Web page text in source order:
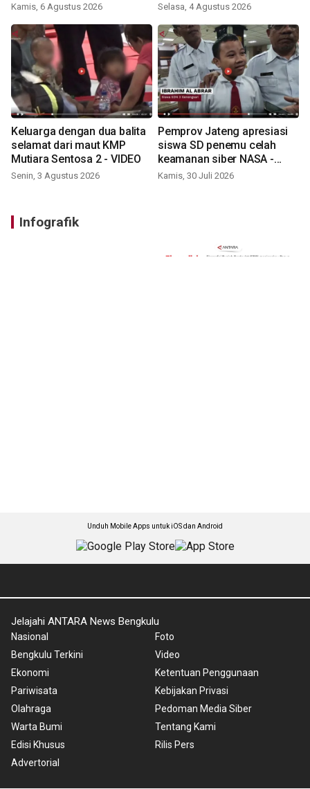
Kamis, 6 Agustus 2026 Selasa, 4 Agustus 2026
Keluarga dengan dua balita
selamat dari maut KMP
Mutiara Sentosa 2 - VIDEO
Senin, 3 Agustus 2026
Pemprov Jateng apresiasi
siswa SD penemu celah
keamanan siber NASA -
VIDEO
Kamis, 30 Juli 2026
Infografik
Unduh Mobile Apps untuk iOS dan Android
Jelajahi ANTARA News Bengkulu
Nasional
Bengkulu Terkini
Ekonomi
Pariwisata
Olahraga
Warta Bumi
Edisi Khusus
Advertorial
Foto
Video
Ketentuan Penggunaan
Kebijakan Privasi
Pedoman Media Siber
Tentang Kami
Rilis Pers